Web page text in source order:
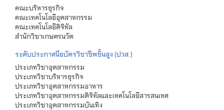
คณะบริหารธุรกิจ
คณะเทคโนโลยีอุตสาหกรรม
คณะเทคโนโลยีดิจิทัล
สำนักวิชาเกษตรนวัต
ระดับประกาศนียบัตรวิชาชีพชั้นสูง (ปวส.)
ประเภทวิชาอุตสาหกรรม
ประเภทวิชาบริหารธุรกิจ
ประเภทวิชาอุตสาหกรรมอาหาร
ประเภทวิชาอุตสาหกรรมดิจิทัลและเทคโนโลยีสารสนเทศ
ประเภทวิชาอุตสาหกรรมบันเทิง